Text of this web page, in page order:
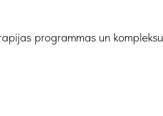
programmas un kompleksu